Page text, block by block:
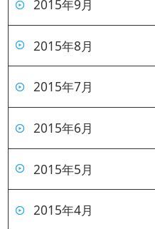
2015年9月
2015年8月
2015年7月
2015年6月
2015年5月
2015年4月